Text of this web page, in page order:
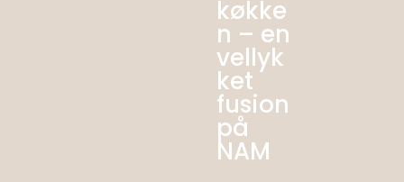
køkke
n – en
vellyk
ket
fusion
på
NAM